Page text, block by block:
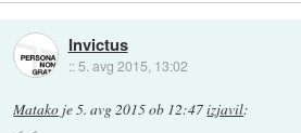
Invictus
:: 5. avg 2015, 13:02
Matako je5. avg 2015 ob 12:47izjavil: